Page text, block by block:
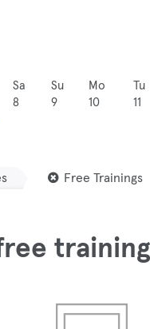
Sa
8
Su
9
Mo
10
Tu
11
Free Trainings